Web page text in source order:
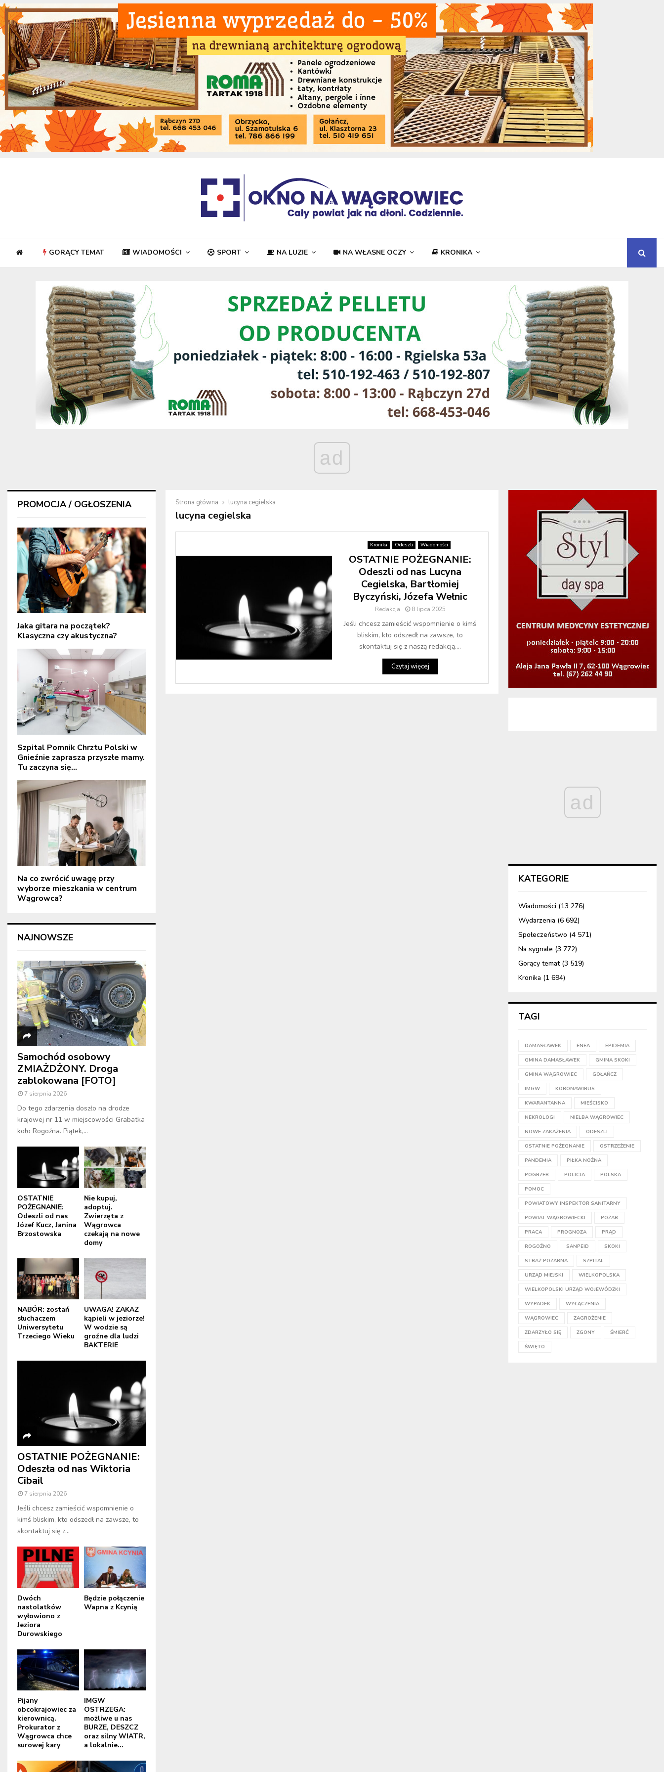
GORĄCY TEMAT WIADOMOŚCI SPORT NA LUZIE NA WŁASNE OCZY KRONIKA
ad
Strona główna lucyna cegielska
lucyna cegielska
Kronika Odeszli Wiadomości
OSTATNIE POŻEGNANIE:
Odeszli od nas Lucyna
Cegielska, Bartłomiej
Byczyński, Józefa Wełnic
Redakcja 8 lipca 2025
Jeśli chcesz zamieścić wspomnienie o kimś
bliskim, kto odszedł na zawsze, to
skontaktuj się z naszą redakcją....
Czytaj więcej
PROMOCJA / OGŁOSZENIA
Jaka gitara na początek?
Klasyczna czy akustyczna?
Szpital Pomnik Chrztu Polski w
Gnieźnie zaprasza przyszłe mamy.
Tu zaczyna się...
Na co zwrócić uwagę przy
wyborze mieszkania w centrum
Wągrowca?
NAJNOWSZE
Samochód osobowy
ZMIAŻDŻONY. Droga
zablokowana [FOTO]
7 sierpnia 2026
Do tego zdarzenia doszło na drodze
krajowej nr 11 w miejscowości Grabatka
koło Rogoźna. Piątek,...
OSTATNIE
POŻEGNANIE:
Odeszli od nas
Józef Kucz, Janina
Brzostowska
Nie kupuj,
adoptuj.
Zwierzęta z
Wągrowca
czekają na nowe
domy
NABÓR: zostań
słuchaczem
Uniwersytetu
Trzeciego Wieku
UWAGA! ZAKAZ
kąpieli w jeziorze!
W wodzie są
groźne dla ludzi
BAKTERIE
OSTATNIE POŻEGNANIE:
Odeszła od nas Wiktoria
Cibail
7 sierpnia 2026
Jeśli chcesz zamieścić wspomnienie o
kimś bliskim, kto odszedł na zawsze, to
skontaktuj się z...
Dwóch
nastolatków
wyłowiono z
Jeziora
Durowskiego
Będzie połączenie
Wapna z Kcynią
Pijany
obcokrajowiec za
kierownicą.
Prokurator z
Wągrowca chce
surowej kary
IMGW
OSTRZEGA:
możliwe u nas
BURZE, DESZCZ
oraz silny WIATR,
a lokalnie...
ad
KATEGORIE
Wiadomości (13 276)
Wydarzenia (6 692)
Społeczeństwo (4 571)
Na sygnale (3 772)
Gorący temat(3 519)
Kronika (1 694)
TAGI
DAMASŁAWEK ENEA EPIDEMIA
GMINA DAMASŁAWEK GMINA SKOKI
GMINA WĄGROWIEC GOŁAŃCZ
IMGW KORONAWIRUS
KWARANTANNA MIEŚCISKO
NEKROLOGI NIELBA WĄGROWIEC
NOWE ZAKAŻENIA ODESZLI
OSTATNIE POŻEGNANIE OSTRZEŻENIE
PANDEMIA PIŁKA NOŻNA
POGRZEB POLICJA POLSKA
POMOC
POWIATOWY INSPEKTOR SANITARNY
POWIAT WĄGROWIECKI POŻAR
PRACA PROGNOZA PRĄD
ROGOŹNO SANPEID SKOKI
STRAŻ POŻARNA SZPITAL
URZĄD MIEJSKI WIELKOPOLSKA
WIELKOPOLSKI URZĄD WOJEWÓDZKI
WYPADEK WYŁĄCZENIA
WĄGROWIEC ZAGROŻENIE
ZDARZYŁO SIĘ ZGONY ŚMIERĆ
ŚWIĘTO